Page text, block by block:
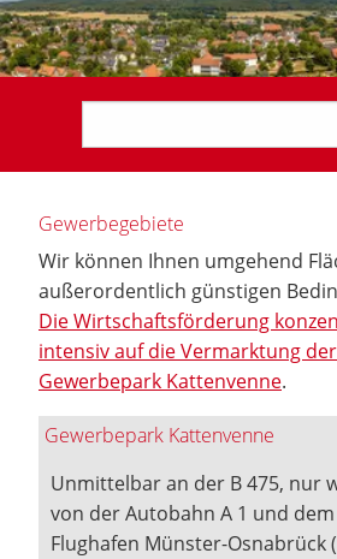
Gewerbegebiete
Wir können Ihnen umgehend
außerordentlich günstigen
Die Wirtschaftsförderung
intensiv auf die Vermarktung
Gewerbepark Kattenvenne.
Gewerbepark Kattenvenne
Unmittelbar an der B 475, nur
von der Autobahn A 1 und
Flughafen Münster-Osnabrück